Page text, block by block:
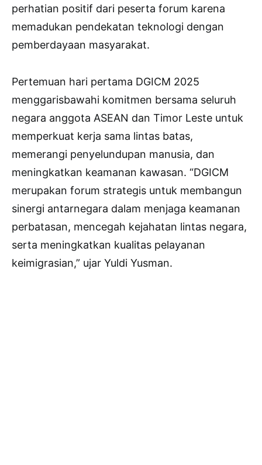
perhatian positif dari peserta forum karena
memadukan pendekatan teknologi dengan
pemberdayaan masyarakat.
Pertemuan hari pertama DGICM 2025
menggarisbawahi komitmen bersama seluruh
negara anggota ASEAN dan Timor Leste untuk
memperkuat kerja sama lintas batas,
memerangi penyelundupan manusia, dan
meningkatkan keamanan kawasan. “DGICM
merupakan forum strategis untuk membangun
sinergi antarnegara dalam menjaga keamanan
perbatasan, mencegah kejahatan lintas negara,
serta meningkatkan kualitas pelayanan
keimigrasian,” ujar Yuldi Yusman.